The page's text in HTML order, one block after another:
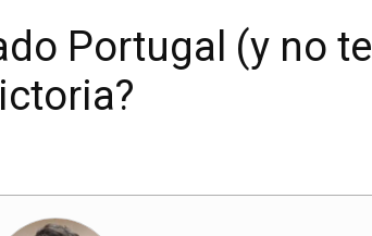
Portugal (y no te